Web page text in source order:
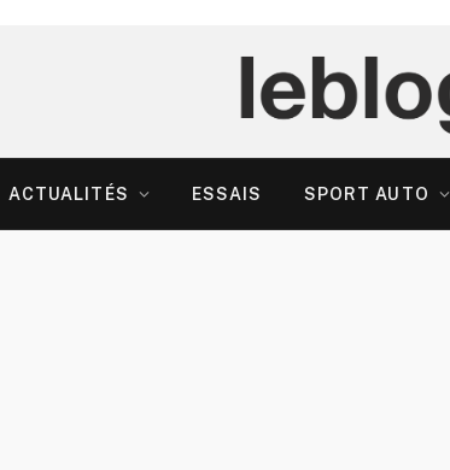
ACTUALITÉS ESSAIS SPORT AUTO